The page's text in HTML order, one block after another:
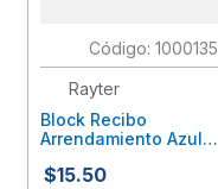
: 1000135
Rayter
Block Recibo
Arrendamiento Azul
$15.50